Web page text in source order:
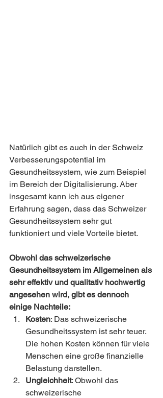
Natürlich gibt es auch in der Schweiz
Verbesserungspotential im
Gesundheitssystem, wie zum Beispiel
im Bereich der Digitalisierung. Aber
insgesamt kann ich aus eigener
Erfahrung sagen, dass das Schweizer
Gesundheitssystem sehr gut
funktioniert und viele Vorteile bietet.
Obwohl das schweizerische
Gesundheitssystem im Allgemeinen als
sehr effektiv und qualitativ hochwertig
angesehen wird, gibt es dennoch
einige Nachteile:
Kosten: Das schweizerische
Gesundheitssystem ist sehr teuer.
Die hohen Kosten können für viele
Menschen eine große finanzielle
Belastung darstellen.
Ungleichheit: Obwohl das
schweizerische